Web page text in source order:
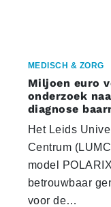
MEDISCH & ZORG
Miljoen euro
onderzoek
diagnose
Het Leids
Centrum
model
betrouwbaar
voor de…